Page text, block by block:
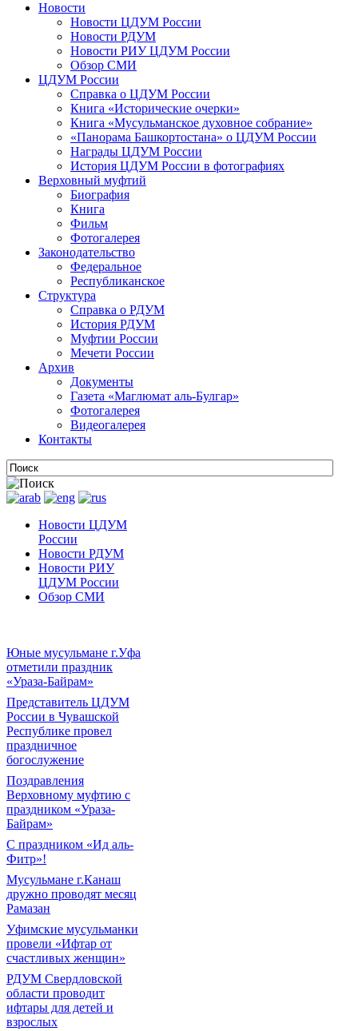
Новости
Новости ЦДУМ России
Новости РДУМ
Новости РИУ ЦДУМ России
Обзор СМИ
ЦДУМ России
Справка о ЦДУМ России
Книга «Исторические очерки»
Книга «Мусульманское духовное собрание»
«Панорама Башкортостана» о ЦДУМ России
Награды ЦДУМ России
История ЦДУМ России в фотографиях
Верховный муфтий
Биография
Книга
Фильм
Фотогалерея
Законодательство
Федеральное
Республиканское
Структура
Справка о РДУМ
История РДУМ
Муфтии России
Мечети России
Архив
Документы
Газета «Маглюмат аль-Булгар»
Фотогалерея
Видеогалерея
Контакты
Новости ЦДУМ
России
Новости РДУМ
Новости РИУ
ЦДУМ России
Обзор СМИ
Юные мусульмане г.Уфа
отметили праздник
«Ураза-Байрам»
Представитель ЦДУМ
России в Чувашской
Республике провел
праздничное
богослужение
Поздравления
Верховному муфтию с
праздником «Ураза-
Байрам»
С праздником «Ид аль-
Фитр»!
Мусульмане г.Канаш
дружно проводят месяц
Рамазан
Уфимские мусульманки
провели «Ифтар от
счастливых женщин»
РДУМ Свердловской
области проводит
ифтары для детей и
взрослых